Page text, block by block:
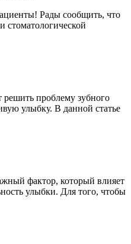
Рады сообщить, что
стоматологической
проблему зубного
улыбку. В данной статье
фактор, который влияет
улыбки. Для того, чтобы